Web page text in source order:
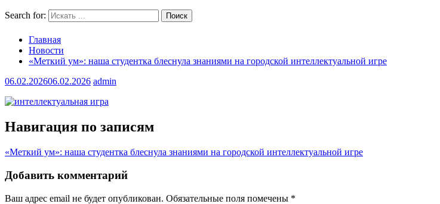
Search for:
Главная
Новости
«Меткий ум»: наша студентка блеснула знаниями на городской интеллектуальной игре
06.02.202606.02.2026 admin
Навигация по записям
«Меткий ум»: наша студентка блеснула знаниями на городской интеллектуальной игре
Добавить комментарий
Ваш адрес email не будет опубликован. Обязательные поля помечены *